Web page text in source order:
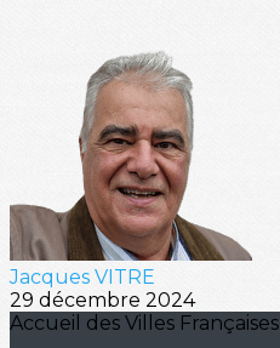
Jacques VITRE
29 décembre 2024
Accueil des Villes Françaises